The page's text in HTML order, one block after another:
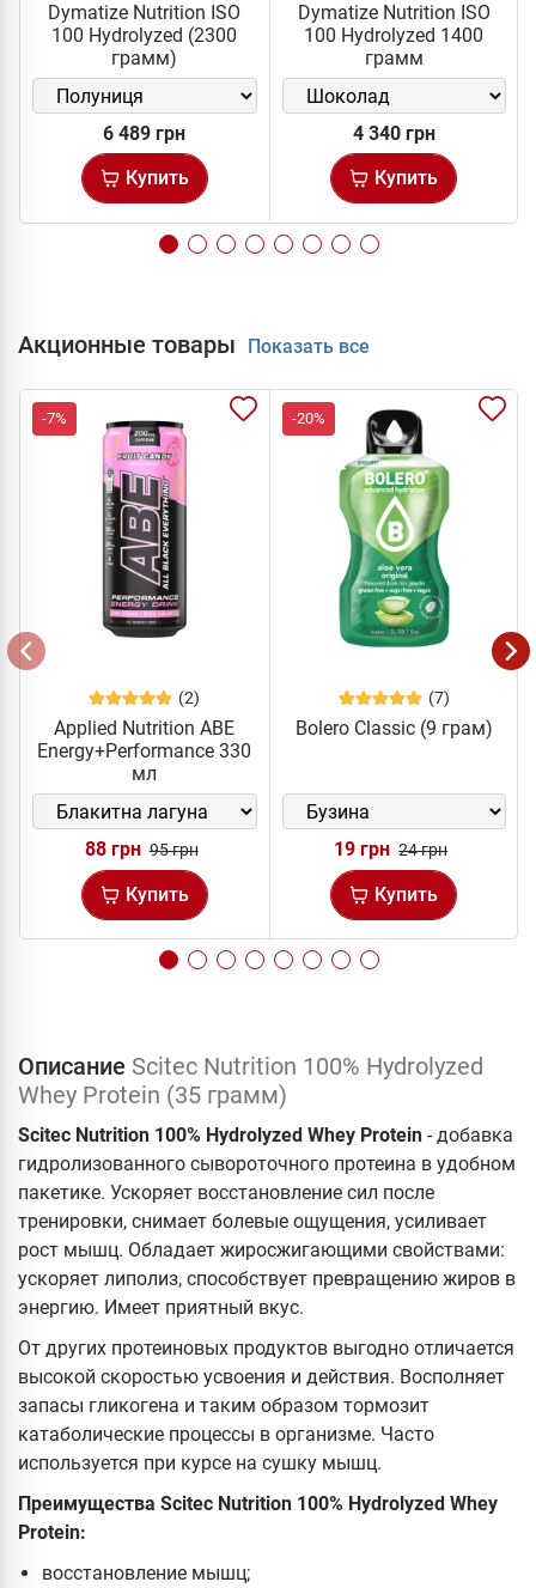
Dymatize Nutrition ISO
100 Hydrolyzed (2300
грамм)
6 489 грн
Купить
Dymatize Nutrition ISO
100 Hydrolyzed 1400
грамм
4 340 грн
Купить
Акционные товары Показать все
-7%
(2)
Applied Nutrition ABE
Energy+Performance 330
мл
88 грн 95 грн
Купить
-20%
(7)
Bolero Classic (9 грам)
19 грн 24 грн
Купить
Описание Scitec Nutrition 100% Hydrolyzed
Whey Protein (35 грамм)
Scitec Nutrition 100% Hydrolyzed Whey Protein - добавка
гидролизованного сывороточного протеина в удобном
пакетике. Ускоряет восстановление сил после
тренировки, снимает болевые ощущения, усиливает
рост мышц. Обладает жиросжигающими свойствами:
ускоряет липолиз, способствует превращению жиров в
энергию. Имеет приятный вкус.
От других протеиновых продуктов выгодно отличается
высокой скоростью усвоения и действия. Восполняет
запасы гликогена и таким образом тормозит
катаболические процессы в организме. Часто
используется при курсе на сушку мышц.
Преимущества Scitec Nutrition 100% Hydrolyzed Whey
Protein:
восстановление мышц;